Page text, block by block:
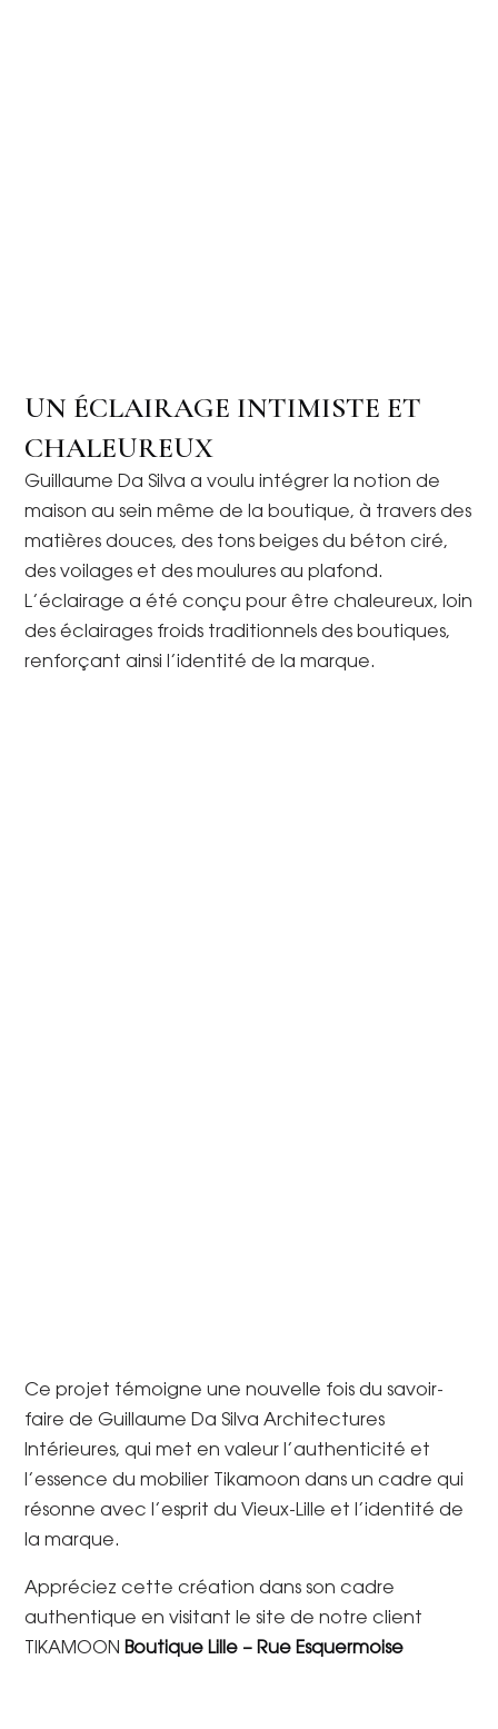
UN ÉCLAIRAGE INTIMISTE ET
CHALEUREUX
Guillaume Da Silva a voulu intégrer la notion de
maison au sein même de la boutique, à travers des
matières douces, des tons beiges du béton ciré,
des voilages et des moulures au plafond.
L’éclairage a été conçu pour être chaleureux, loin
des éclairages froids traditionnels des boutiques,
renforçant ainsi l’identité de la marque.
Ce projet témoigne une nouvelle fois du savoir-
faire de Guillaume Da Silva Architectures
Intérieures, qui met en valeur l’authenticité et
l’essence du mobilier Tikamoon dans un cadre qui
résonne avec l’esprit du Vieux-Lille et l’identité de
la marque.
Appréciez cette création dans son cadre
authentique en visitant le site de notre client
TIKAMOON Boutique Lille – Rue Esquermoise